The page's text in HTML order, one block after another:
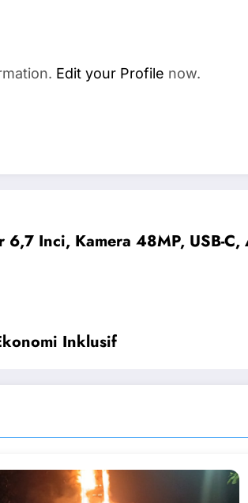
Edit your Profile now.
Inci, Kamera 48MP, USB-
Inklusif